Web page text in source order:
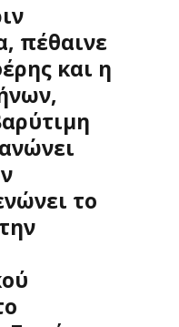
πέθαινε
και η
το